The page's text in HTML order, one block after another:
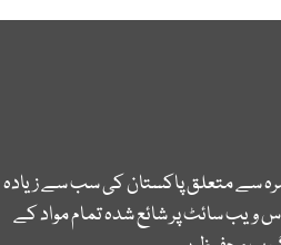
سے متعلق پاکستان کی سب سے زیادہ
سائٹ پر شائع شدہ تمام مواد کے